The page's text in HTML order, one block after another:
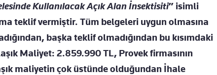
Kullanılacak Açık Alan İnsektisiti” isimli
teklif vermiştir. Tüm belgeleri uygun olmasına
başka teklif olmadığından bu kısımdaki
Maliyet: 2.859.990 TL, Provek firmasının
maliyetin çok üstünde olduğundan İhale